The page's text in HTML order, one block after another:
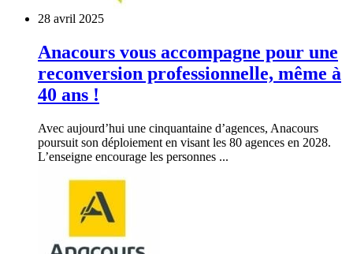
28 avril 2025
Anacours vous accompagne pour une
reconversion professionnelle, même à
40 ans !
Avec aujourd’hui une cinquantaine d’agences, Anacours
poursuit son déploiement en visant les 80 agences en 2028.
L’enseigne encourage les personnes ...